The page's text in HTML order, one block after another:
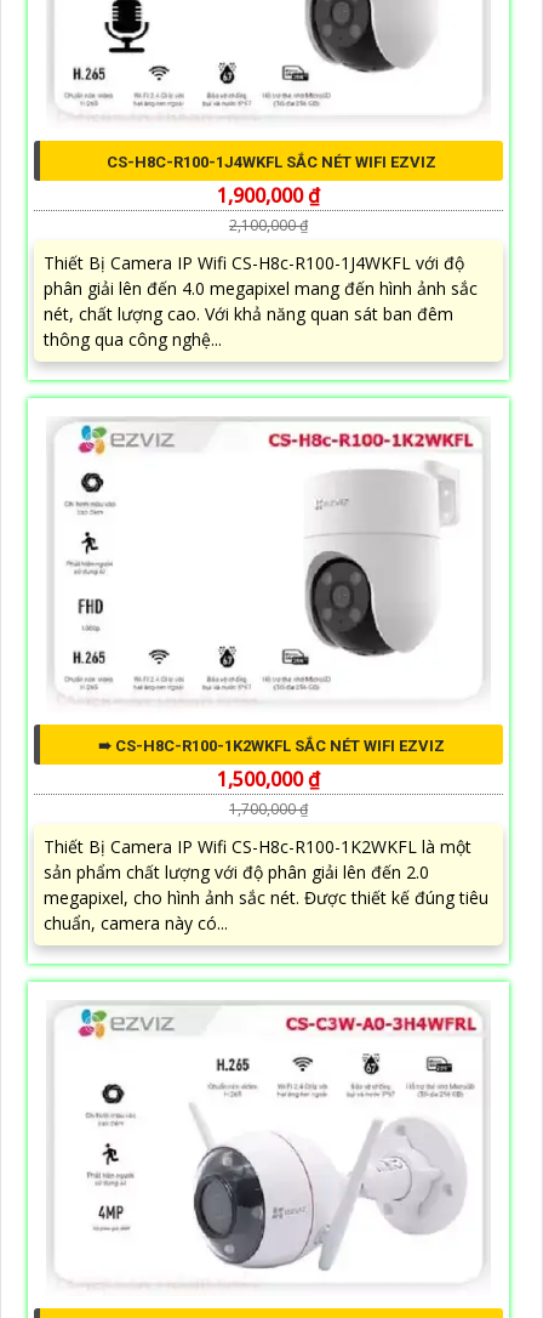
CS-H8C-R100-1J4WKFL SẮC NÉT WIFI EZVIZ
1,900,000 ₫
2,100,000 ₫
Thiết Bị Camera IP Wifi CS-H8c-R100-1J4WKFL với độ
phân giải lên đến 4.0 megapixel mang đến hình ảnh sắc
nét, chất lượng cao. Với khả năng quan sát ban đêm
thông qua công nghệ...
➠ CS-H8C-R100-1K2WKFL SẮC NÉT WIFI EZVIZ
1,500,000 ₫
1,700,000 ₫
Thiết Bị Camera IP Wifi CS-H8c-R100-1K2WKFL là một
sản phẩm chất lượng với độ phân giải lên đến 2.0
megapixel, cho hình ảnh sắc nét. Được thiết kế đúng tiêu
chuẩn, camera này có...